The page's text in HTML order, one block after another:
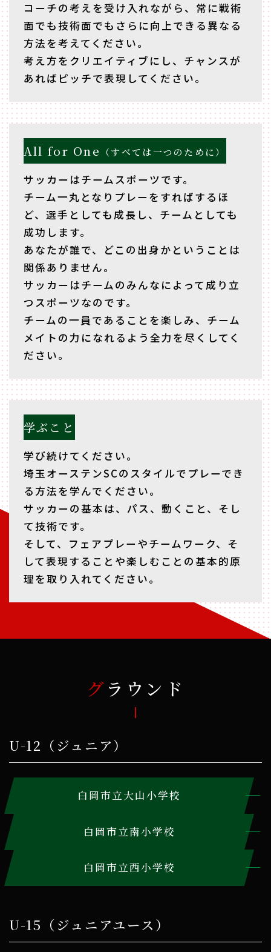
コーチの考えを受け入れながら、常に戦術
面でも技術面でもさらに向上できる異なる
方法を考えてください。
考え方をクリエイティブにし、チャンスが
あればピッチで表現してください。
All for One （すべては一つのために）
サッカーはチームスポーツです。
チーム一丸となりプレーをすればするほ
ど、選手としても成長し、チームとしても
成功します。
あなたが誰で、どこの出身かということは
関係ありません。
サッカーはチームのみんなによって成り立
つスポーツなのです。
チームの一員であることを楽しみ、チーム
メイトの力になれるよう全力を尽くしてく
ださい。
学ぶこと
学び続けてください。
埼玉オーステンSCのスタイルでプレーでき
る方法を学んでください。
サッカーの基本は、パス、動くこと、そし
て技術です。
そして、フェアプレーやチームワーク、そ
して表現することや楽しむことの基本的原
理を取り入れてください。
グラウンド
U-12（ジュニア）
白岡市立大山小学校
白岡市立南小学校
白岡市立西小学校
U-15（ジュニアユース）